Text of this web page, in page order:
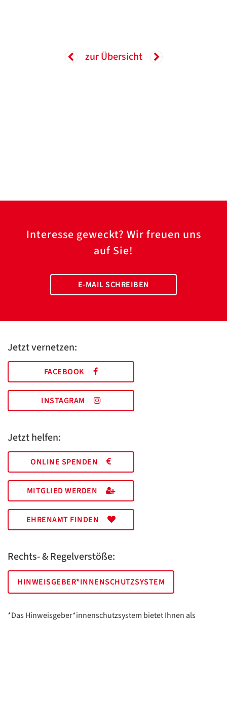
zur Übersicht
Interesse geweckt? Wir freuen uns
auf Sie!
E-MAIL SCHREIBEN
Jetzt vernetzen:
FACEBOOK
INSTAGRAM
Jetzt helfen:
ONLINE SPENDEN
MITGLIED WERDEN
EHRENAMT FINDEN
Rechts- & Regelverstöße:
HINWEISGEBER*INNENSCHUTZSYSTEM
*Das Hinweisgeber*innenschutzsystem bietet Ihnen als